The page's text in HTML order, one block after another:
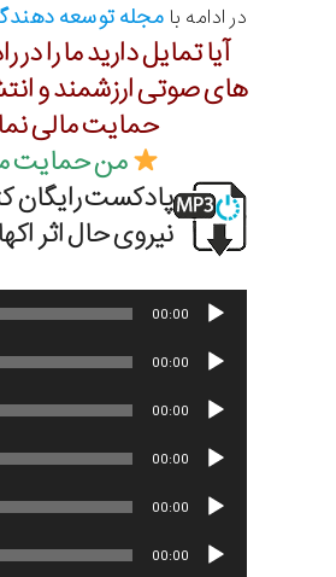
در ادامه با مجله توسعه
آیا تمایل دارید ما را در
های صوتی ارزشمند و
حمایت مالی
من حمایت
پادکست رایگان
نیروی حال اثر
پخش‌کننده
00:00
پخش‌کننده
00:00
پخش‌کننده
00:00
پخش‌کننده
00:00
پخش‌کننده
00:00
پخش‌کننده
00:00